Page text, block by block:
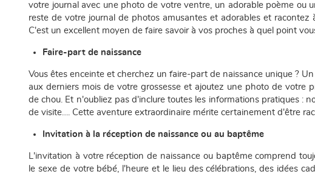
votre journal avec une photo de votre ventre, un adorable poème ou
reste de votre journal de photos amusantes et adorables et
C'est un excellent moyen de faire savoir à vos proches à quel point
Faire-part de naissance
Vous êtes enceinte et cherchez un faire-part de naissance unique ?
aux derniers mois de votre grossesse et ajoutez une photo de votre
de chou. Et n'oubliez pas d'inclure toutes les informations pratiques :
de visite…. Cette aventure extraordinaire mérite certainement d'être
Invitation à la réception de naissance ou au baptême
L'invitation à votre réception de naissance ou baptême comprend
le sexe de votre bébé, l'heure et le lieu des célébrations, des idées